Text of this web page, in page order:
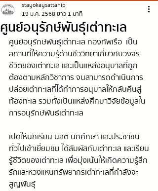
ศูนย์อนุรักษ์พันธุ์เต่าทะเล
stayokaysattahip
19 ม.ค. 2568 ยาว 1 นาที
ศูนย์อนุรักษ์พันธุ์เต่าทะเล  กองทัพเรือ   เป็น
สถานที่ให้ความรู้ด้านชีววิทยาเกี่ยวกับวงจร
ชีวิตของเต่าทะเล และเป็นแหล่งอนุบาลที่ถูก
ต้องตามหลักวิชาการ  จนสามารถดำเนินการ
ปล่อยเต่าทะเลที่ได้ทำการอนุบาลให้กลับคืนสู่
ท้องทะเล  รวมทั้งเป็นแหล่งศึกษาวิจัยข้อมูลใน
การอนุรักษ์พันธ์เต่าทะเล
เปิดให้นักเรียน นิสิต นักศึกษา และประชาชน
ทั่วไปเข้าเยี่ยมชม  ได้สัมผัสกับเต่าทะเล  และเรียน
รู้ชีวิตของเต่าทะเล  เพื่อมุ่งเน้นให้เกิดความรู้สึก
รักและหวงแหนทรัพยากรเต่าทะเลที่กำลังจะ
สูญพันธุ์